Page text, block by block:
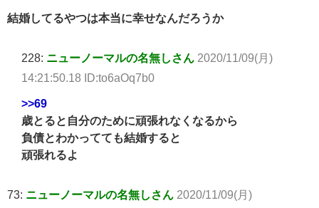
結婚してるやつは本当に幸せなんだろうか
228: ニューノーマルの名無しさん 2020/11/09(月)
14:21:50.18 ID:to6aOq7b0
>>69
歳とると自分のために頑張れなくなるから
負債とわかってても結婚すると
頑張れるよ
73: ニューノーマルの名無しさん 2020/11/09(月)